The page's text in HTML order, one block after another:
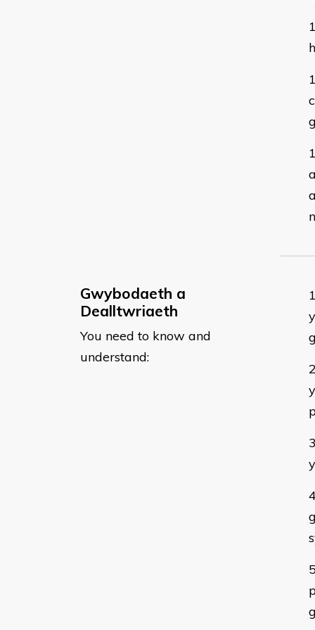
Gwybodaeth a
Dealltwriaeth
You need to know and
understand: